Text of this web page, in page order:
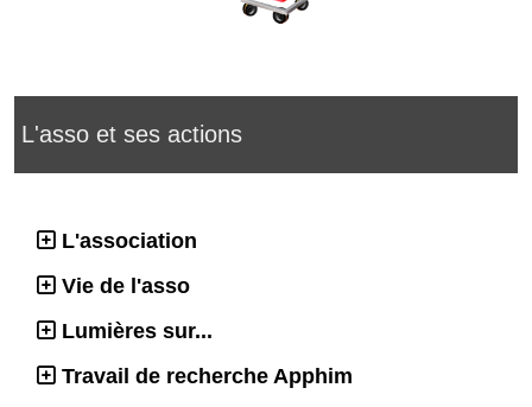
L'asso et ses actions
L'association
Vie de l'asso
Lumières sur...
Travail de recherche Apphim